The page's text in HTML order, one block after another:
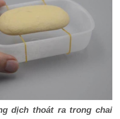
dịch thoát ra trong chai